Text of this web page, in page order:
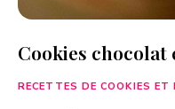
Cookies chocolat
RECETTES DE COOKIES ET